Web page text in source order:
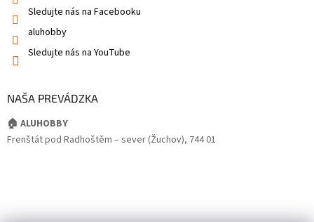
Sledujte nás na Facebooku
aluhobby
Sledujte nás na YouTube
NAŠA PREVÁDZKA
🏠 ALUHOBBY
Frenštát pod Radhoštěm – sever (Žuchov), 744 01